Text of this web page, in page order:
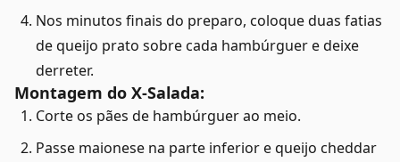
Nos minutos finais do preparo, coloque duas fatias
de queijo prato sobre cada hambúrguer e deixe
derreter.
Montagem do X-Salada:
Corte os pães de hambúrguer ao meio.
Passe maionese na parte inferior e queijo cheddar